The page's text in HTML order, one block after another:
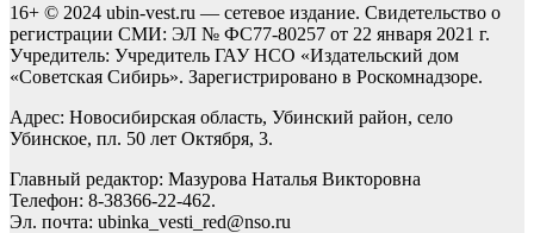
16+ © 2024 ubin-vest.ru — сетевое издание. Свидетельство о
регистрации СМИ: ЭЛ № ФС77-80257 от 22 января 2021 г.
Учредитель: Учредитель ГАУ НСО «Издательский дом
«Советская Сибирь». Зарегистрировано в Роскомнадзоре.
Адрес: Новосибирская область, Убинский район, село
Убинское, пл. 50 лет Октября, 3.
Главный редактор: Мазурова Наталья Викторовна
Телефон: 8-38366-22-462.
Эл. почта: ubinka_vesti_red@nso.ru